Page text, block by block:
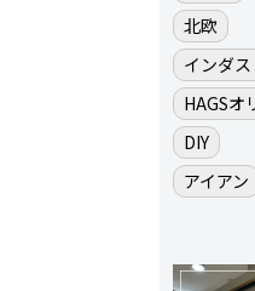
北欧
インダ
HAGSオ
DIY
アイアン